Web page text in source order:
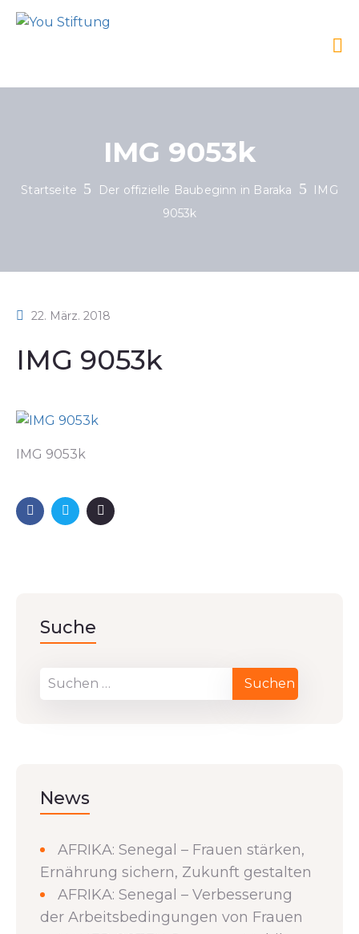
IMG 9053k
Startseite Der offizielle Baubeginn in Baraka
IMG
9053k
22. März. 2018
IMG 9053k
IMG 9053k
Suche
News
AFRIKA: Senegal – Frauen stärken,
Ernährung sichern, Zukunft gestalten
AFRIKA: Senegal – Verbesserung
der Arbeitsbedingungen von Frauen